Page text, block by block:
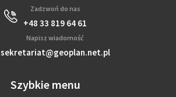
Zadzwoń do nas
+48 33 819 64 61
Napisz wiadomość
sekretariat@geoplan.net.pl
Szybkie menu